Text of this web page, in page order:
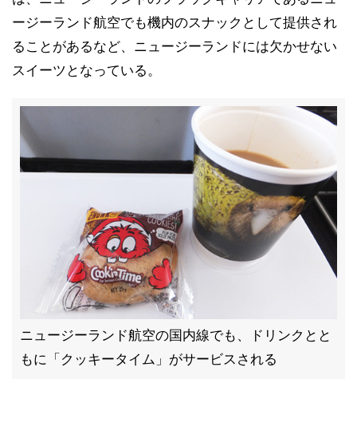
ージーランド航空でも機内のスナックとして提供され
ることがあるなど、ニュージーランドには欠かせない
スイーツとなっている。
ニュージーランド航空の国内線でも、ドリンクとと
もに「クッキータイム」がサービスされる